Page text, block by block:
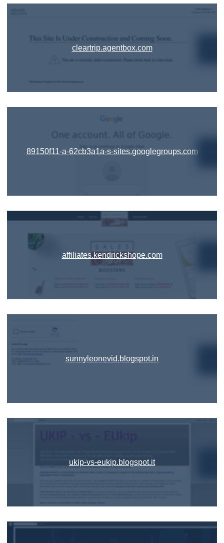
cleartrip.agentbox.com
89150f11-a-62cb3a1a-s-sites.googlegroups.com
affiliates.kendrickshope.com
sunnyleonevid.blogspot.in
ukip-vs-eukip.blogspot.it